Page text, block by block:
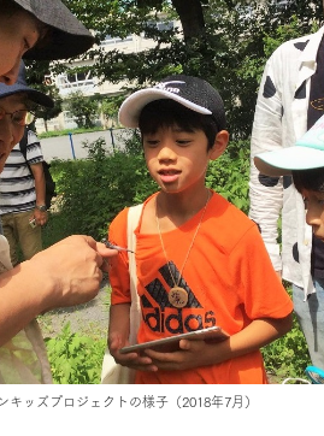
ッズプロジェクトの様子（2018年7月）